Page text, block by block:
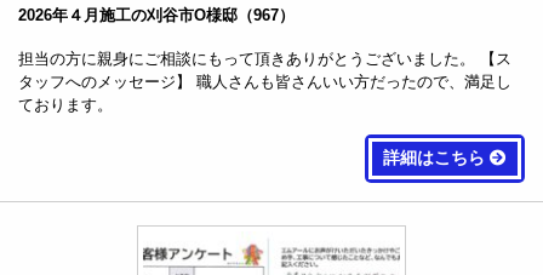
2026年４月施工の刈谷市O様邸（967）
担当の方に親身にご相談にもって頂きありがとうございました。 【ス
タッフへのメッセージ】 職人さんも皆さんいい方だったので、満足し
ております。
詳細はこちら